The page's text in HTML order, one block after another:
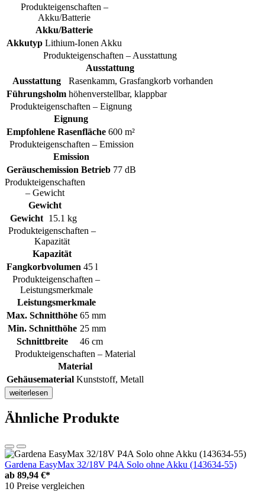
Produkteigenschaften –
Akku/Batterie
Akku/Batterie
Akkutyp Lithium-Ionen Akku
Produkteigenschaften – Ausstattung
Ausstattung
Ausstattung
Rasenkamm, Grasfangkorb vorhanden
Führungsholm höhenverstellbar, klappbar
Produkteigenschaften – Eignung
Eignung
Empfohlene Rasenfläche 600 m²
Produkteigenschaften – Emission
Emission
Geräuschemission Betrieb 77 dB
Produkteigenschaften
– Gewicht
Gewicht
Gewicht
15.1 kg
Produkteigenschaften –
Kapazität
Kapazität
Fangkorbvolumen 45 l
Produkteigenschaften –
Leistungsmerkmale
Leistungsmerkmale
Max. Schnitthöhe 65 mm
Min. Schnitthöhe 25 mm
Schnittbreite
46 cm
Produkteigenschaften – Material
Material
Gehäusematerial Kunststoff, Metall
weiterlesen
Ähnliche Produkte
Gardena EasyMax 32/18V P4A Solo ohne Akku (143634-55)
ab 89,94 €*
10 Preise vergleichen